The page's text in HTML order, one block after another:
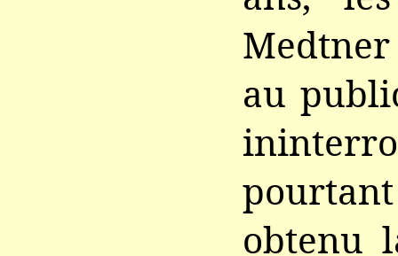
au
obtenu